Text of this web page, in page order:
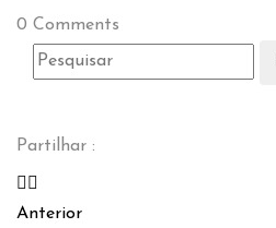
0 Comments
Partilhar :
Anterior